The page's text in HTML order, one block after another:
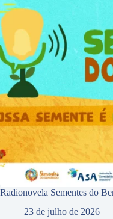
Radionovela Sementes do
23 de julho de 2026